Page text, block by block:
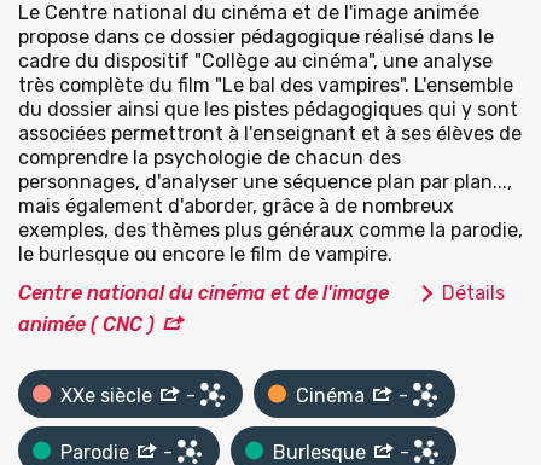
Le Centre national du cinéma et de l'image animée
propose dans ce dossier pédagogique réalisé dans le
cadre du dispositif "Collège au cinéma", une analyse
très complète du film "Le bal des vampires". L'ensemble
du dossier ainsi que les pistes pédagogiques qui y sont
associées permettront à l'enseignant et à ses élèves de
comprendre la psychologie de chacun des
personnages, d'analyser une séquence plan par plan...,
mais également d'aborder, grâce à de nombreux
exemples, des thèmes plus généraux comme la parodie,
le burlesque ou encore le film de vampire.
Centre national du cinéma et de l'image
animée ( CNC )
Détails
XXe siècle - Cinéma -
Parodie - Burlesque -